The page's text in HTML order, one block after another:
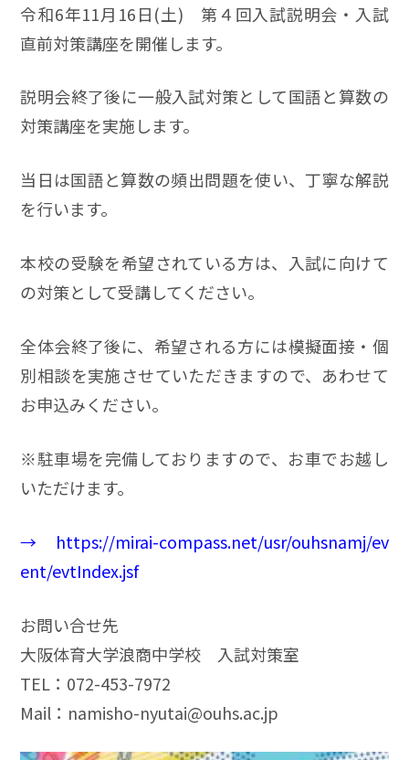
令和6年11月16日(土) 第４回入試説明会・入試
直前対策講座を開催します。
説明会終了後に一般入試対策として国語と算数の
対策講座を実施します。
当日は国語と算数の頻出問題を使い、丁寧な解説
を行います。
本校の受験を希望されている方は、入試に向けて
の対策として受講してください。
全体会終了後に、希望される方には模擬面接・個
別相談を実施させていただきますので、あわせて
お申込みください。
※駐車場を完備しておりますので、お車でお越し
いただけます。
→ https://mirai-compass.net/usr/ouhsnamj/ev
ent/evtIndex.jsf
お問い合せ先
大阪体育大学浪商中学校 入試対策室
TEL：072-453-7972
Mail：namisho-nyutai@ouhs.ac.jp